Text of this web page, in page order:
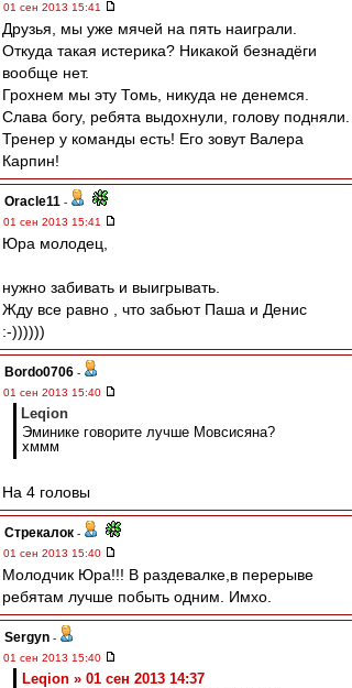
01 сен 2013 15:41
Друзья, мы уже мячей на пять наиграли.
Откуда такая истерика? Никакой безнадёги
вообще нет.
Грохнем мы эту Томь, никуда не денемся.
Слава богу, ребята выдохнули, голову подняли.
Тренер у команды есть! Его зовут Валера
Карпин!
Oracle11 -
01 сен 2013 15:41
Юра молодец,
нужно забивать и выигрывать.
Жду все равно , что забьют Паша и Денис
:-))))))
Bordo0706 -
01 сен 2013 15:40
Leqion
Эминике говорите лучше Мовсисяна?
хммм
На 4 головы
Стрекалок -
01 сен 2013 15:40
Молодчик Юра!!! В раздевалке,в перерыве
ребятам лучше побыть одним. Имхо.
Sergyn -
01 сен 2013 15:40
Leqion » 01 сен 2013 14:37